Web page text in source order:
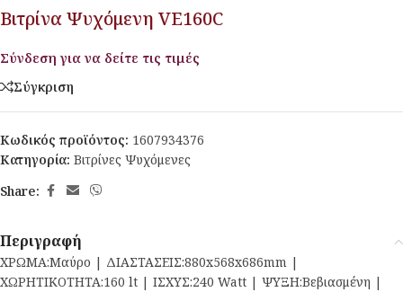
Βιτρίνα Ψυχόμενη VE160C
Σύνδεση για να δείτε τις τιμές
Σύγκριση
Κωδικός προϊόντος: 1607934376
Κατηγορία: Βιτρίνες Ψυχόμενες
Share:
Περιγραφή
ΧΡΩΜΑ:Μαύρο | ΔΙΑΣΤΑΣΕΙΣ:880x568x686mm |
ΧΩΡΗΤΙΚΟΤΗΤΑ:160 lt | ΙΣΧΥΣ:240 Watt | ΨΥΞΗ:Βεβιασμένη |